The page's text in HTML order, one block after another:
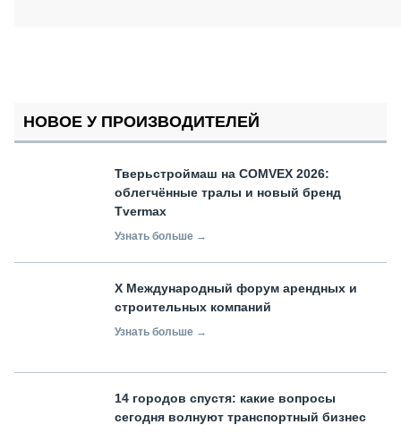
НОВОЕ У ПРОИЗВОДИТЕЛЕЙ
Тверьстроймаш на COMVEX 2026:
облегчённые тралы и новый бренд
Tvermax
Узнать больше →
X Международный форум арендных и
строительных компаний
Узнать больше →
14 городов спустя: какие вопросы
сегодня волнуют транспортный бизнес